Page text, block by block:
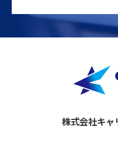
株式会社キャ